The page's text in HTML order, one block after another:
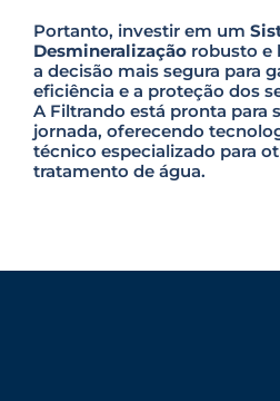
Portanto, investir em um
Desmineralização robusto e
a decisão mais segura para
eficiência e a proteção dos
A Filtrando está pronta para
jornada, oferecendo
técnico especializado para
tratamento de água.